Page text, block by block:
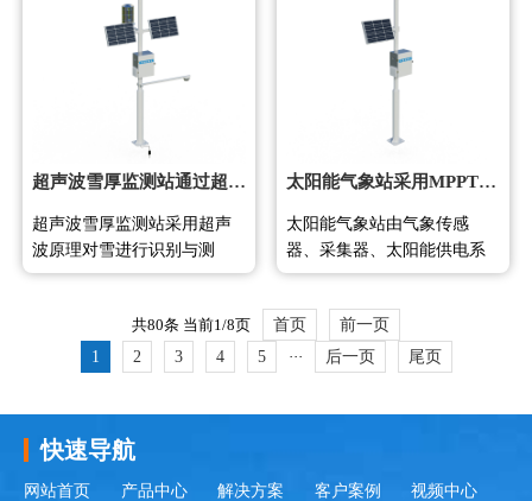
风速、风向和降雨量。 自动
气象站六要素是一种固定式
地面自动观测设备，由气象
传感器、数据采集器、太阳
户可根据具体场景选择合适
配置。 六要素气象站的价格
通常在5000元到10800元之
超声波雪厚监测站通过超声波测量原理克服雪面识别困难问题
超声波雪厚监测站采用超声
波原理对雪进行识别与测
量，克服传统传感器无法识
为0-2000mm，分辨率可达
1mm，是一种能够实现无人
监测对气象预报、交通管理
和防灾减灾具有重要意义。
太阳能气象站采用MPPT技术实现野外无人值守监测
太阳能气象站由气象传感
器、采集器、太阳能供电系
统、立杆支架和云平台五部
点跟踪充电管理技术，效率
提升20%。设备可长期连续采
输方式，无需布线。 太阳能
共80条 当前1/8页 首页
前一页
1
2 3 4 5 ··· 后一页 尾页
快速导航
网站首页 产品中心 解决方案 客户案例
视频中心